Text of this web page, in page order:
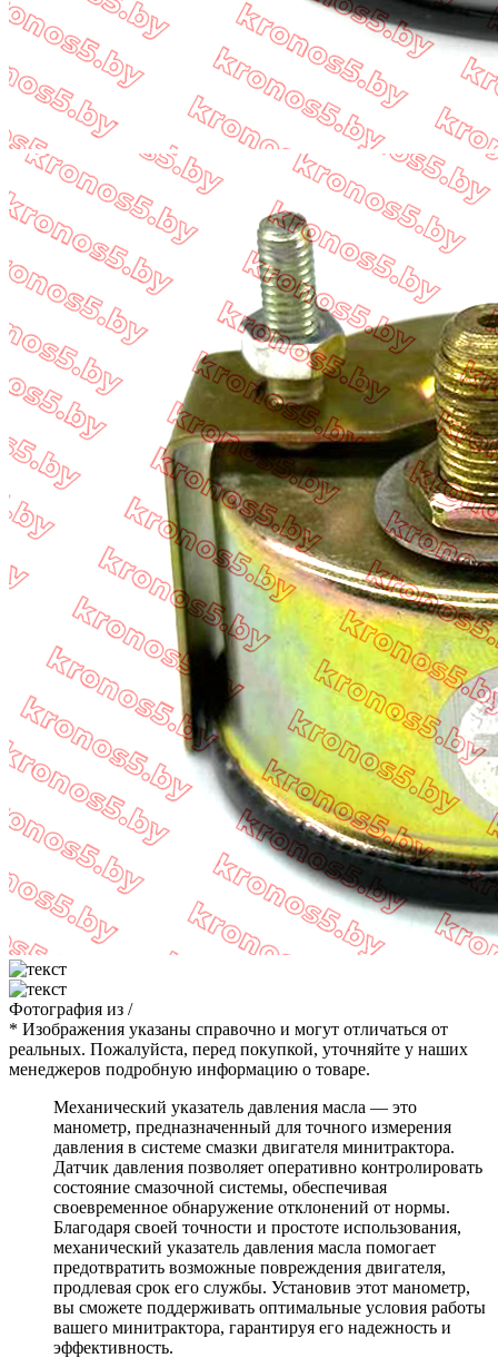
Фотография из /
* Изображения указаны справочно и могут отличаться от
реальных. Пожалуйста, перед покупкой, уточняйте у наших
менеджеров подробную информацию о товаре.
Механический указатель давления масла — это
манометр, предназначенный для точного измерения
давления в системе смазки двигателя минитрактора.
Датчик давления позволяет оперативно контролировать
состояние смазочной системы, обеспечивая
своевременное обнаружение отклонений от нормы.
Благодаря своей точности и простоте использования,
механический указатель давления масла помогает
предотвратить возможные повреждения двигателя,
продлевая срок его службы. Установив этот манометр,
вы сможете поддерживать оптимальные условия работы
вашего минитрактора, гарантируя его надежность и
эффективность.